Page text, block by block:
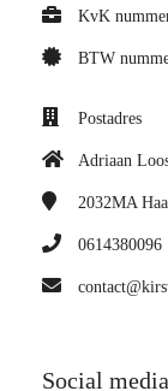
KvK
BTW
Postadres
Adriaan
2032MA
0614380096
Social media